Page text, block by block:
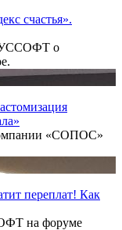
счастья».
РУССОФТ о
«СОПОС»
переплат! Как
на форуме